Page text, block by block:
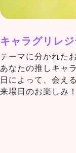
キャラグリレ
テーマに分かれた
あなたの推しキャ
日によって、会え
来場日のお楽しみ！